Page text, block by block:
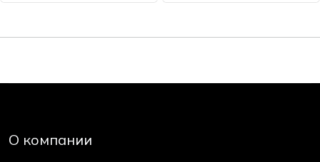
О компании